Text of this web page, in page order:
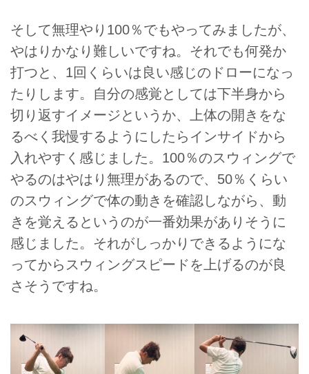
そして無理やり100％でもやってみましたが、
やはりかなり難しいですね。それでも何発か
打つと、1回くらいは良い感じのドローになっ
たりします。自分の感覚としては下半身から
切り返すイメージというか、上体の開きをな
るべく我慢するようにしたらインサイドから
入れやすく感じました。100％のスウィングで
やるのはやはり無理があるので、50％くらい
のスウィングで体の動きを確認しながら、動
きを覚えるというのが一番効果がありそうに
感じました。それがしっかりできるようにな
ってからスウィングスピードを上げるのが良
さそうですね。